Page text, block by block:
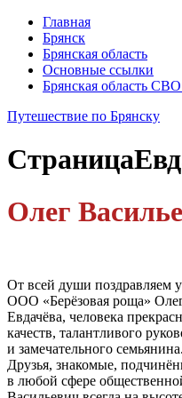
Главная
Брянск
Брянская область
Основные ссылки
Брянская область
Путешествие по Брянску
Страница
Олег
От всей души поздравляем
ООО «Берёзовая роща»
Евдачёва, человека
качеств, талантливого
и замечательного семьянина.
Друзья, знакомые,
в любой сфере